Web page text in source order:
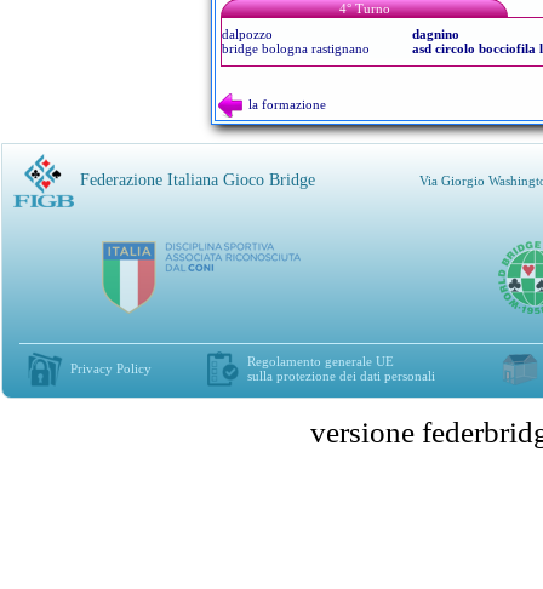
4° Turno
dalpozzo
bridge bologna rastignano
dagnino
asd circolo bocciofila
la formazione
Federazione Italiana Gioco Bridge Via Giorgio
Privacy Policy
Regolamento generale UE
sulla protezione dei dati personali
versione